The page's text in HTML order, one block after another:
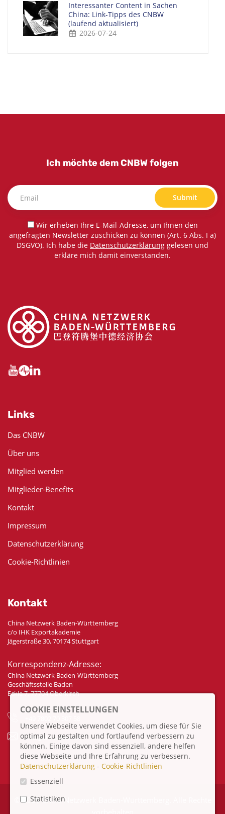
Interessanter Content in Sachen
China: Link-Tipps des CNBW
(laufend aktualisiert)
2026-07-24
Ich möchte dem CNBW folgen
Submit
Wir erheben Ihre E-Mail-Adresse, um Ihnen den
angefragten Newsletter zuschicken zu können (Art. 6 Abs. I a)
DSGVO). Ich habe die Datenschutzerklärung gelesen und
erkläre mich damit einverstanden.
Links
Das CNBW
Über uns
Mitglied werden
Mitglieder-Benefits
Kontakt
Impressum
Datenschutzerklärung
Cookie-Richtlinien
Kontakt
China Netzwerk Baden-Württemberg
c/o IHK Exportakademie
Jägerstraße 30, 70174 Stuttgart
Korrespondenz-Adresse:
China Netzwerk Baden-Württemberg
Geschäftsstelle Baden
Eckle 7, 77704 Oberkirch
info@china-bw.net
© 2026 China Netzwerk Baden-Württemberg. Alle Rechte
COOKIE EINSTELLUNGEN
Unsere Webseite verwendet Cookies, um diese für Sie
optimal zu gestalten und fortlaufend verbessern zu
können. Einige davon sind essenziell, andere helfen
diese Webseite und Ihre Erfahrung zu verbessern.
Datenschutzerklärung - Cookie-Richtlinien
Essenziell
Statistiken